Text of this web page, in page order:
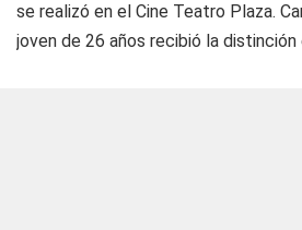
se realizó en el Cine Teatro Plaza.
joven de 26 años recibió la distinción